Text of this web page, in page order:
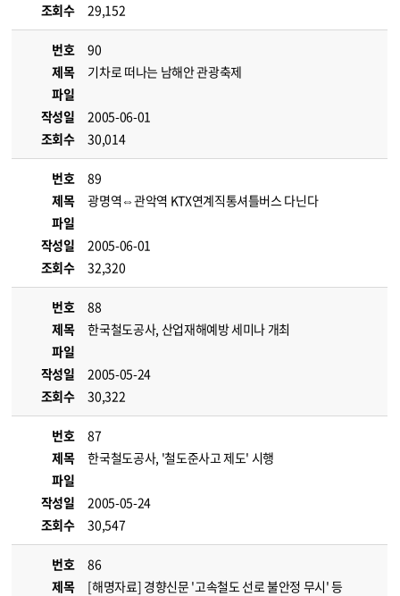
조회수
29,152
번호
90
제목
기차로 떠나는 남해안 관광축제
파일
작성일
2005-06-01
조회수
30,014
번호
89
제목
광명역⇔관악역 KTX연계직통셔틀버스 다닌다
파일
작성일
2005-06-01
조회수
32,320
번호
88
제목
한국철도공사, 산업재해예방 세미나 개최
파일
작성일
2005-05-24
조회수
30,322
번호
87
제목
한국철도공사, '철도준사고 제도' 시행
파일
작성일
2005-05-24
조회수
30,547
번호
86
제목
[해명자료] 경향신문 '고속철도 선로 불안정 무시' 등